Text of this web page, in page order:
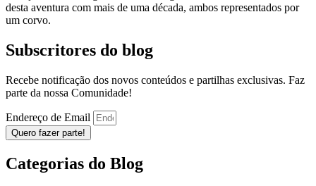
desta aventura com mais de uma década, ambos representados por
um corvo.
Subscritores do blog
Recebe notificação dos novos conteúdos e partilhas exclusivas. Faz
parte da nossa Comunidade!
Endereço de Email
Quero fazer parte!
Categorias do Blog